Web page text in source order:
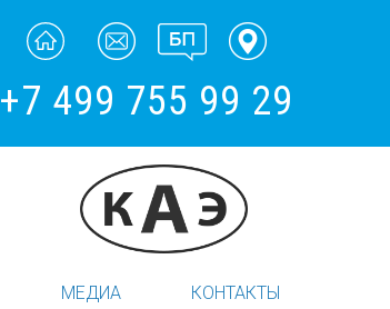
+7 499 755 99 29
МЕДИА КОНТАКТЫ